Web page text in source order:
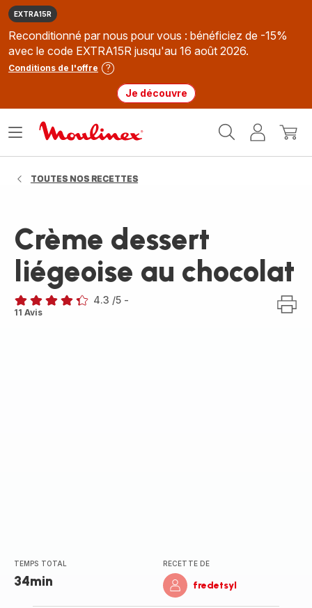
EXTRA15R
Reconditionné par nous pour vous : bénéficiez de -15%
avec le code EXTRA15R jusqu'au 16 août 2026.
Conditions de l'offre
Je découvre
MonMon
Ouvrir
TOUTES NOS RECETTES
Crème dessert
liégeoise au chocolat
ratings.4.3
4.3 /5 -
11 Avis
TEMPS TOTAL
34min
RECETTE DE
fredetsyl